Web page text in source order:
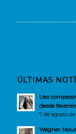
ÚLTIMAS
Uso
desde
7 de agosto de
Wagner